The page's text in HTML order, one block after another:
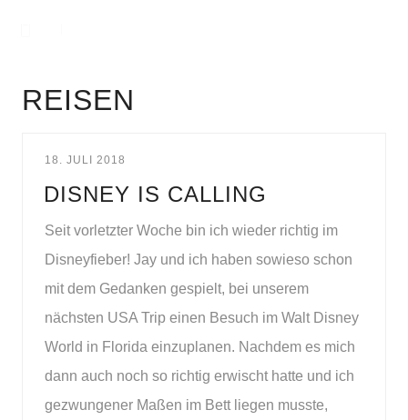
REISEN
18. JULI 2018
DISNEY IS CALLING
Seit vorletzter Woche bin ich wieder richtig im
Disneyfieber! Jay und ich haben sowieso schon
mit dem Gedanken gespielt, bei unserem
nächsten USA Trip einen Besuch im Walt Disney
World in Florida einzuplanen. Nachdem es mich
dann auch noch so richtig erwischt hatte und ich
gezwungener Maßen im Bett liegen musste,